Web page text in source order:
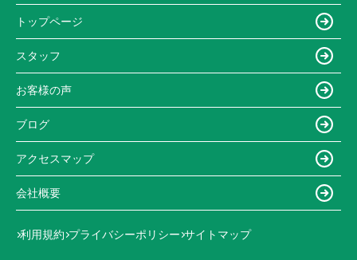
トップページ
スタッフ
お客様の声
ブログ
アクセスマップ
会社概要
利用規約 プライバシーポリシー サイトマップ